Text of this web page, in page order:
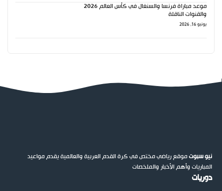
موعد مباراة فرنسا والسنغال في كأس العالم 2026
والقنوات الناقلة
يونيو 16, 2026
نيو سبوتموقع رياضي مختص في كرة القدم العربية والعالمية يقدم مواعيد
المباريات وأهم الأخبار والملخصات
دوريات